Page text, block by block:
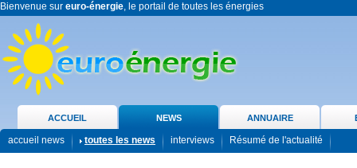
Bienvenue sur euro-énergie, le portail de toutes les énergies
ACCUEIL NEWS ANNUAIRE
accueil news toutes les news interviews Résumé de l'actualité